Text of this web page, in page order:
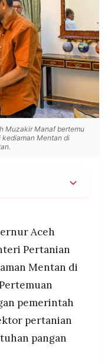
Muzakir Manaf bertemu
kediaman Mentan di
dan
ton dan bantuan
kembali
rusak, dengan
Januari 2026 serta
menyampaikan
dan logistik,
Aceh
Pertanian
Mentan di
pemerintah
pertanian
pangan